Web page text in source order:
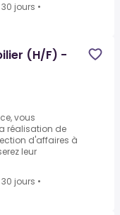
jours •
(H/F) -
vous
réalisation de
d'affaires à
leur
jours •